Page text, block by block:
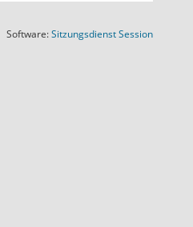
Software:SitzungsdienstSession(Wird in